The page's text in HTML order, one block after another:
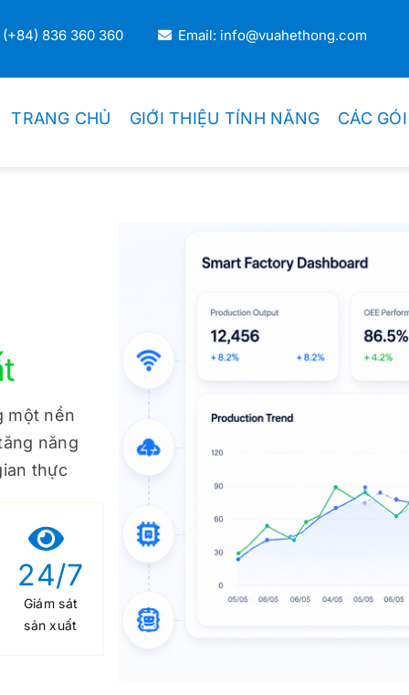
836 360 360 Email: info@vuahethong.com
TRANG CHỦ GIỚI THIỆU TÍNH NĂNG CÁC
Hệ Thống Chuỗi
DOANH NGHIỆP DU LỊCH
Quản Lý Khách Sạn
Quản Lý Quán Bar
Quản Lý Khu Du Lịch – Resort
một nền
năng
thực
24/7
Giám sát
sản xuất